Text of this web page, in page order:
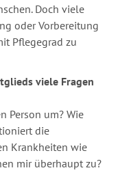
Doch viele
oder Vorbereitung
Pflegegrad zu
viele Fragen
Person um? Wie
die
Krankheiten wie
mir überhaupt zu?